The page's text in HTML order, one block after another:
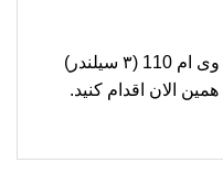
برای خرید واشر منیفولد دود ام وی ام 110 (۳ سیلندر)
الان اقدام کنید.